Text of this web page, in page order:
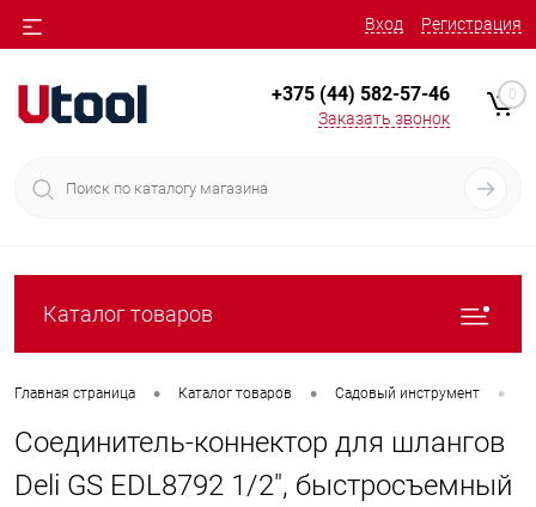
Вход Регистрация
+375 (44) 582-57-46
Заказать звонок
0
Каталог товаров
Главная страница • Каталог товаров • Садовый инструмент •
Соединитель-коннектор для шлангов
Deli GS EDL8792 1/2", быстросъемный